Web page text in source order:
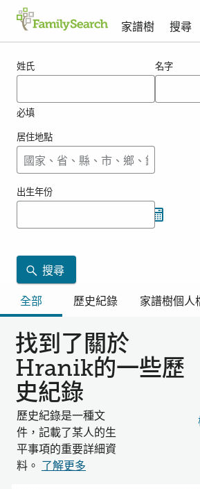
家譜樹 搜尋
姓氏
必填
名字
居住地點
出生年份
搜尋
全部
歷史紀錄 家譜樹個人
找到了關於
Hranik的一些歷
史紀錄
歷史紀錄是一種文
件，記載了某人的生
平事項的重要詳細資
料。 了解更多